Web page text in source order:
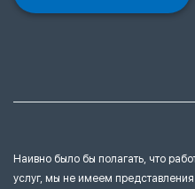
Наивно было бы полагать, что
услуг, мы не имеем представления